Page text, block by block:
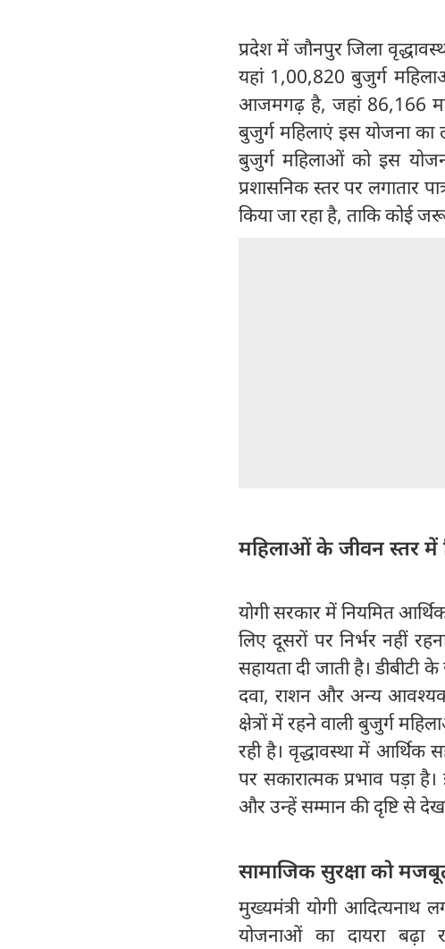
प्रदेश में जौनपुर जिला
यहां 1,00,820 बुजुर्ग
आजमगढ़ है, जहां 86,166
बुजुर्ग महिलाएं इस योजना
बुजुर्ग महिलाओं को इस
प्रशासनिक स्तर पर लगातार
किया जा रहा है, ताकि कोई
महिलाओं के जीवन स्तर में
योगी सरकार में नियमित
लिए दूसरों पर निर्भर नहीं
सहायता दी जाती है।
दवा, राशन और अन्य आवश्यक
क्षेत्रों में रहने वाली बुजुर्ग
रही है। वृद्धावस्था में
पर सकारात्मक प्रभाव पड़ा
और उन्हें सम्मान की दृष्टि से
सामाजिक सुरक्षा को
मुख्यमंत्री योगी आदित्यनाथ
योजनाओं का दायरा बढ़ा